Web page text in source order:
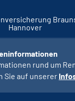
Hannover
rund um
Sie auf unserer